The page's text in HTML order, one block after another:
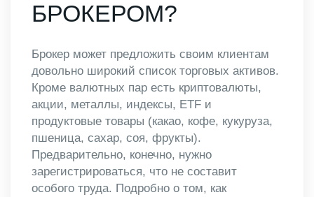
БРОКЕРОМ?
Брокер может предложить своим клиентам
довольно широкий список торговых активов.
Кроме валютных пар есть криптовалюты,
акции, металлы, индексы, ETF и
продуктовые товары (какао, кофе, кукуруза,
пшеница, сахар, соя, фрукты).
Предварительно, конечно, нужно
зарегистрироваться, что не составит
особого труда. Подробно о том, как